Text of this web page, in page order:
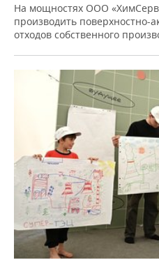
На мощностях ООО
производить поверхностно-
отходов собственного